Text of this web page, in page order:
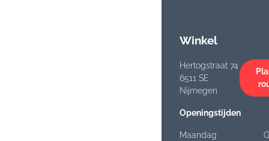
Winkel
Hertogstraat 74
6511 SE
Nijmegen
Openingstijden
Maandag